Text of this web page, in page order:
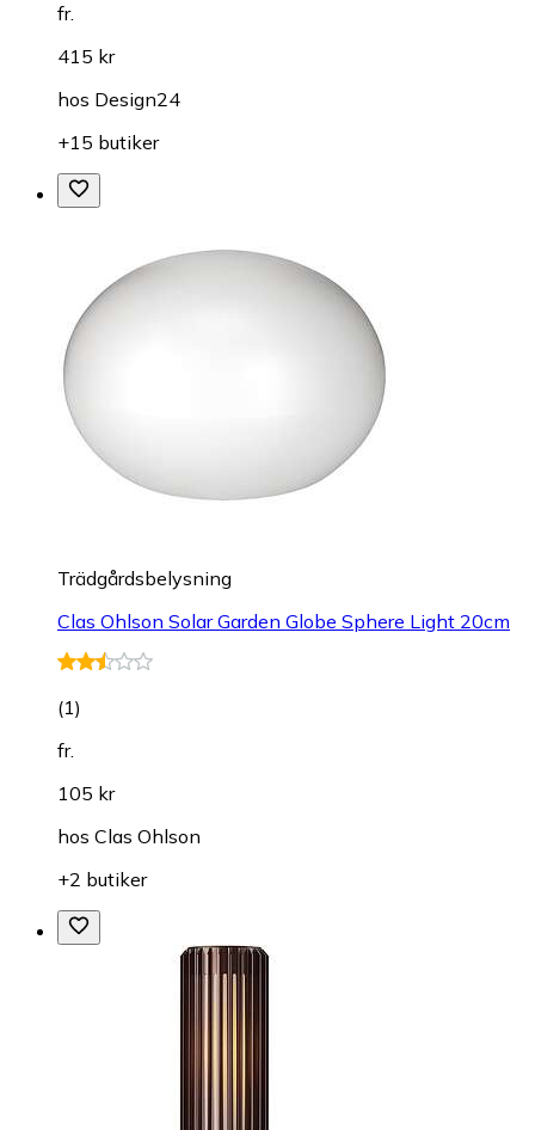
fr.
415 kr
hos Design24
+15 butiker
Trädgårdsbelysning
Clas Ohlson Solar Garden Globe Sphere Light 20cm
(1)
fr.
105 kr
hos Clas Ohlson
+2 butiker